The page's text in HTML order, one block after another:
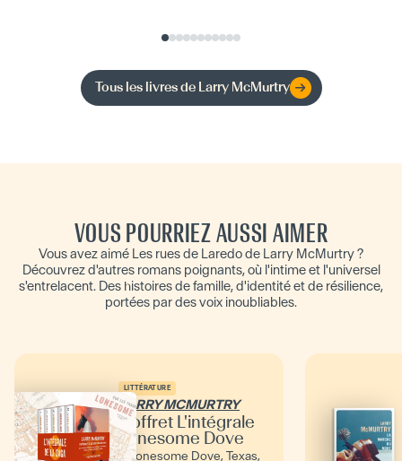
Tous les livres de Larry McMurtry
VOUS POURRIEZ AUSSI AIMER
Vous avez aimé Les rues de Laredo de Larry McMurtry ?
Découvrez d'autres romans poignants, où l'intime et l'universel
s'entrelacent. Des histoires de famille, d'identité et de résilience,
portées par des voix inoubliables.
LITTÉRATURE
LARRY MCMURTRY
Coffret L'intégrale
Lonesome Dove
À Lonesome Dove, Texas,